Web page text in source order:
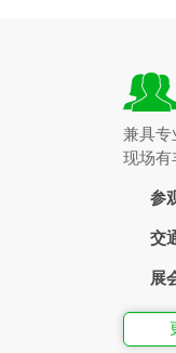
兼具专
现场有
参
交
展